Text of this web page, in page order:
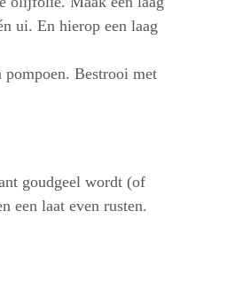
ui. En hierop een laag
pompoen. Bestrooi met
goudgeel wordt (of
een laat even rusten.